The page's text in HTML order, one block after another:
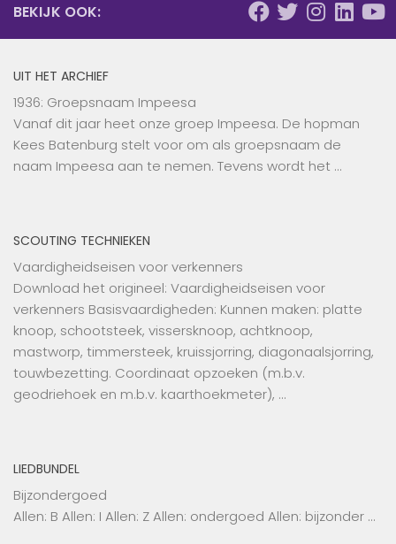
BEKIJK OOK:
UIT HET ARCHIEF
1936: Groepsnaam Impeesa
Vanaf dit jaar heet onze groep Impeesa. De hopman
Kees Batenburg stelt voor om als groepsnaam de
naam Impeesa aan te nemen. Tevens wordt het …
SCOUTING TECHNIEKEN
Vaardigheidseisen voor verkenners
Download het origineel: Vaardigheidseisen voor
verkenners Basisvaardigheden: Kunnen maken: platte
knoop, schootsteek, vissersknoop, achtknoop,
mastworp, timmersteek, kruissjorring, diagonaalsjorring,
touwbezetting. Coordinaat opzoeken (m.b.v.
geodriehoek en m.b.v. kaarthoekmeter), …
LIEDBUNDEL
Bijzondergoed
Allen: B Allen: I Allen: Z Allen: ondergoed Allen: bijzonder …